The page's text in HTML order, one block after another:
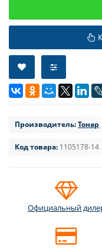
Производитель:Тонар
Код товара: 1105178-14
Официальный